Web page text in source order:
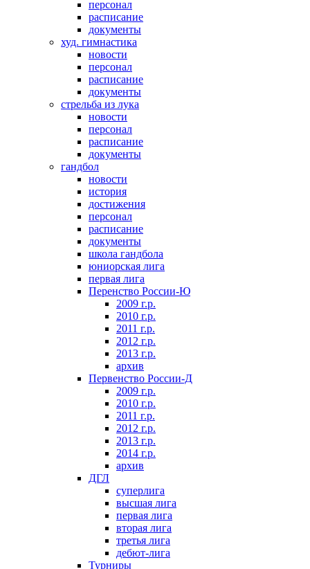
персонал
расписание
документы
худ. гимнастика
новости
персонал
расписание
документы
стрельба из лука
новости
персонал
расписание
документы
гандбол
новости
история
достижения
персонал
расписание
документы
школа гандбола
юниорская лига
первая лига
Перенство России-Ю
2009 г.р.
2010 г.р.
2011 г.р.
2012 г.р.
2013 г.р.
архив
Первенство России-Д
2009 г.р.
2010 г.р.
2011 г.р.
2012 г.р.
2013 г.р.
2014 г.р.
архив
ДГЛ
суперлига
высшая лига
первая лига
вторая лига
третья лига
дебют-лига
Турниры